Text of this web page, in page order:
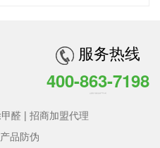
服务热线
400-863-7198
醛 | 招商加盟代理
产品防伪